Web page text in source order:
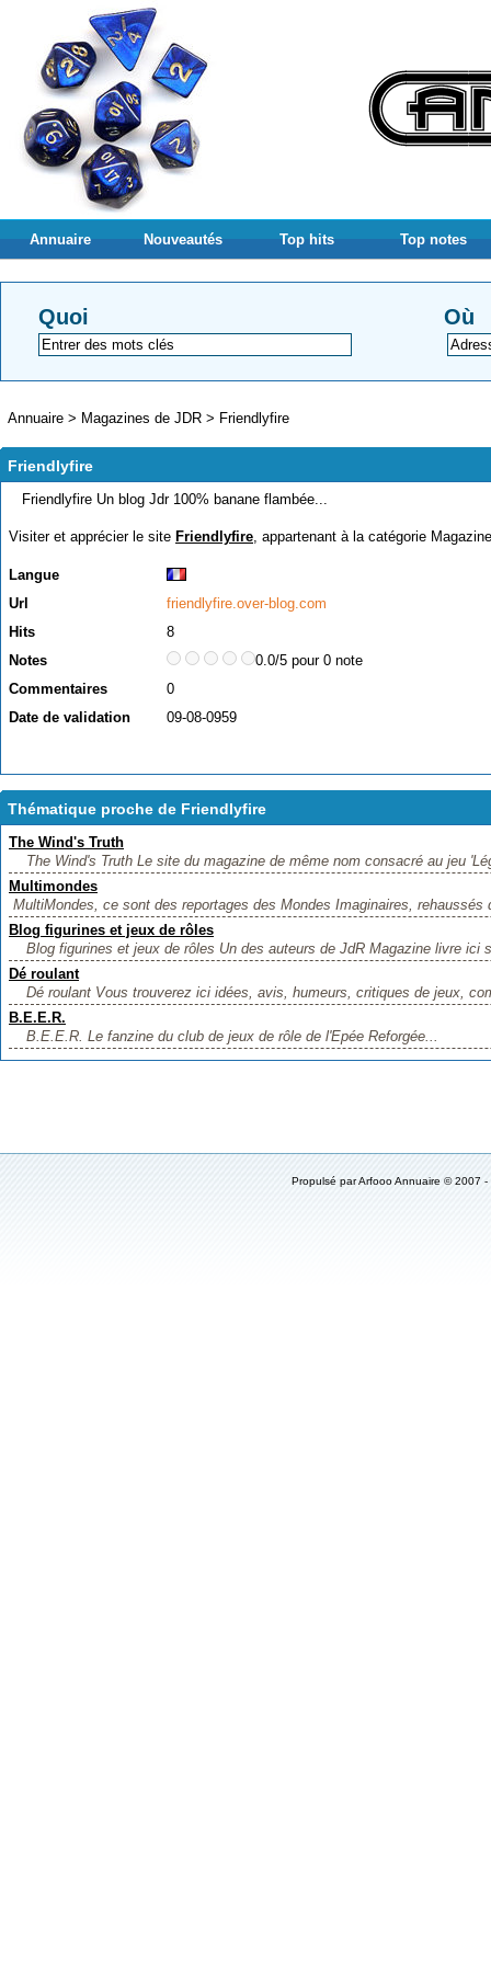
Annuaire Nouveautés Top hits Top notes
Quoi Où
Annuaire > Magazines de JDR > Friendlyfire
Friendlyfire
Friendlyfire Un blog Jdr 100% banane flambée...
Visiter et apprécier le site Friendlyfire, appartenant à la catégorie
Langue
Url
friendlyfire.over-blog.com
Hits
8
Notes
0.0/5 pour 0 note
Commentaires
0
Date de validation
09-08-0959
Thématique proche de Friendlyfire
The Wind's Truth
The Wind's Truth Le site du magazine de même nom consacré au jeu
Multimondes
MultiMondes, ce sont des reportages des Mondes Imaginaires, rehaussés
Blog figurines et jeux de rôles
Blog figurines et jeux de rôles Un des auteurs de JdR Magazine livre ici
Dé roulant
Dé roulant Vous trouverez ici idées, avis, humeurs, critiques de jeux,
B.E.E.R.
B.E.E.R. Le fanzine du club de jeux de rôle de l'Epée Reforgée...
Propulsé parArfooo Annuaire © 2007